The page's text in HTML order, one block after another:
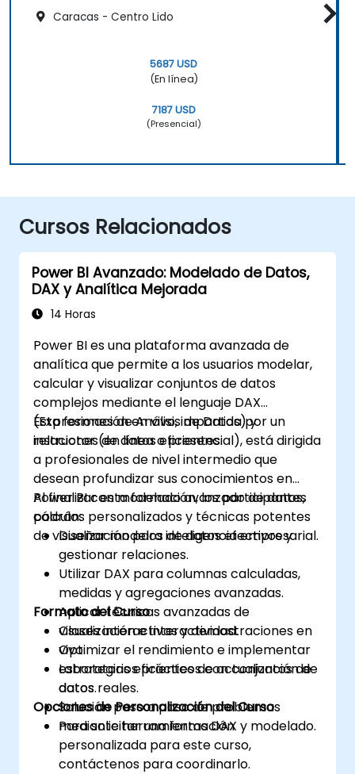
Caracas - Centro Lido
5687 USD
(En línea)
7187 USD
(Presencial)
Cursos Relacionados
Power BI Avanzado: Modelado de Datos,
DAX y Analítica Mejorada
14 Horas
Power BI es una plataforma avanzada de
analítica que permite a los usuarios modelar,
calcular y visualizar conjuntos de datos
complejos mediante el lenguaje DAX
(Expresiones de Análisis de Datos) y
relaciones de datos eficientes.
Esta formación en vivo, impartida por un
instructor (en línea o presencial), está dirigida
a profesionales de nivel intermedio que
desean profundizar sus conocimientos en
Power BI con modelado avanzado de datos,
cálculos personalizados y técnicas potentes
de visualización para inteligencia empresarial.
Al finalizar esta formación, los participantes
podrán:
Diseñar modelos de datos efectivos y
gestionar relaciones.
Utilizar DAX para columnas calculadas,
medidas y agregaciones avanzadas.
Aplicar técnicas avanzadas de
visualización e interactividad.
Optimizar el rendimiento e implementar
estrategias eficientes de actualización de
datos.
Formato del Curso
Clases interactivas y demostraciones en
vivo.
Laboratorios prácticos con conjuntos de
datos reales.
Solución paso a paso de problemas
mediante herramientas DAX y modelado.
Opciones de Personalización del Curso
Para solicitar una formación
personalizada para este curso,
contáctenos para coordinarlo.